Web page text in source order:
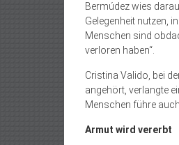
Bermúdez wies
Gelegenheit nutzen,
Menschen sind
verloren haben“.
Cristina Valido, bei
angehört, verlangte
Menschen führe
Armut wird vererbt